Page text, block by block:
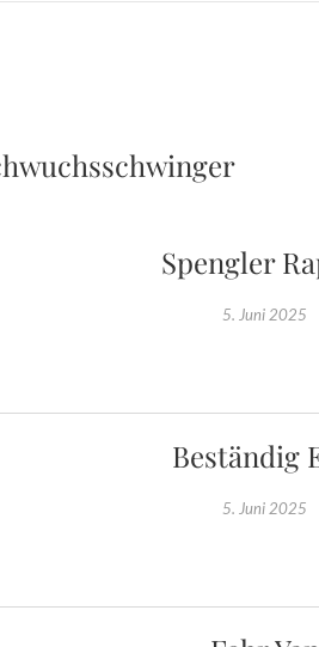
Spengler
5. Juni 2025
Beständig
5. Juni 2025